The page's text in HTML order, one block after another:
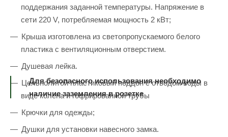
поддержания заданной температуры. Напряжение в
сети 220 V, потребляемая мощность 2 кВт;
Крыша изготовлена из светопропускаемого белого
пластика с вентиляционным отверстием.
Душевая лейка.
Цельнолитой пластиковый поддон с отводом воды в
виде колена и гофрированной трубы
Крючки для одежды;
Душки для установки навесного замка.
Для безопасного использования необходимо
наличие заземления в розетке